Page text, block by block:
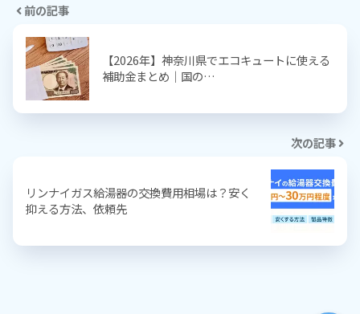
前の記事
【2026年】神奈川県でエコキュートに使える
補助金まとめ｜国の…
次の記事
リンナイガス給湯器の交換費用相場は？安く
抑える方法、依頼先